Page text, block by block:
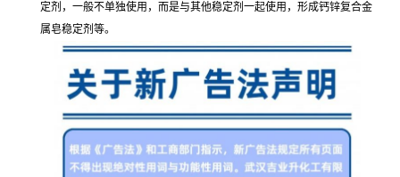
定剂，一般不单独使用，而是与其他稳定剂一起使用，形成钙锌复合金
属皂稳定剂等。